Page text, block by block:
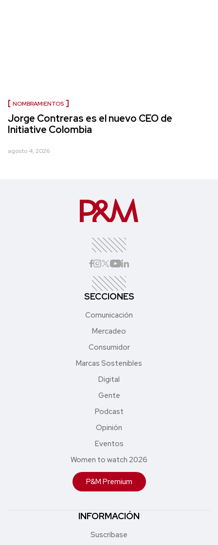
NOMBRAMIENTOS
Jorge Contreras es el nuevo CEO de
Initiative Colombia
agosto 4, 2026
SECCIONES
Comunicación
Mercadeo
Consumidor
Marcas Sostenibles
Digital
Gente
Podcast
Opinión
Eventos
Women to watch 2026
P&M Premium
INFORMACIÓN
Suscríbase